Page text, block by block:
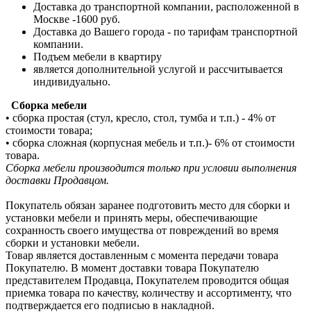
Доставка до транспортной компании, расположенной в
Москве -1600 руб.
Доставка до Вашего города - по тарифам транспортной
компании.
Подъем мебели в квартиру
является дополнительной услугой и рассчитывается
индивидуально.
Сборка мебели
• сборка простая (стул, кресло, стол, тумба и т.п.) - 4% от
стоимости товара;
• сборка сложная (корпусная мебель и т.п.)- 6% от стоимости
товара.
Сборка мебели производится только при условии выполнения
доставки Продавцом.
Покупатель обязан заранее подготовить место для сборки и
установки мебели и принять меры, обеспечивающие
сохранность своего имущества от повреждений во время
сборки и установки мебели.
Товар является доставленным с момента передачи товара
Покупателю. В момент доставки товара Покупателю
представителем Продавца, Покупателем проводится общая
приемка товара по качеству, количеству и ассортименту, что
подтверждается его подписью в накладной.